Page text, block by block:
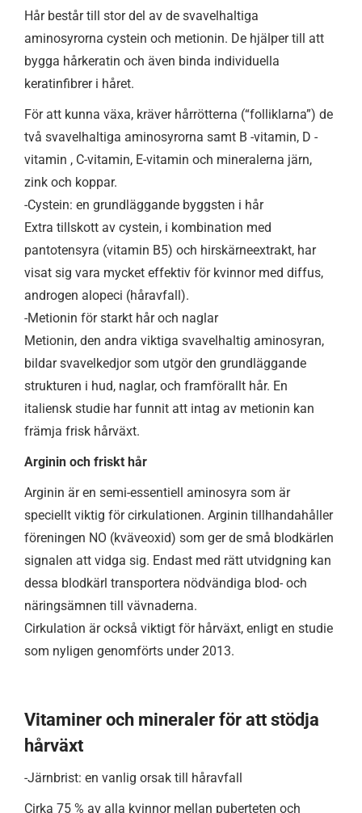
Hår består till stor del av de svavelhaltiga
aminosyrorna cystein och metionin. De hjälper till att
bygga hårkeratin och även binda individuella
keratinfibrer i håret.
För att kunna växa, kräver hårrötterna (“folliklarna”) de
två svavelhaltiga aminosyrorna samt B -vitamin, D -
vitamin , C-vitamin, E-vitamin och mineralerna järn,
zink och koppar.
-Cystein: en grundläggande byggsten i hår
Extra tillskott av cystein, i kombination med
pantotensyra (vitamin B5) och hirskärneextrakt, har
visat sig vara mycket effektiv för kvinnor med diffus,
androgen alopeci (håravfall).
-Metionin för starkt hår och naglar
Metionin, den andra viktiga svavelhaltig aminosyran,
bildar svavelkedjor som utgör den grundläggande
strukturen i hud, naglar, och framförallt hår. En
italiensk studie har funnit att intag av metionin kan
främja frisk hårväxt.
Arginin och friskt hår
Arginin är en semi-essentiell aminosyra som är
speciellt viktig för cirkulationen. Arginin tillhandahåller
föreningen NO (kväveoxid) som ger de små blodkärlen
signalen att vidga sig. Endast med rätt utvidgning kan
dessa blodkärl transportera nödvändiga blod- och
näringsämnen till vävnaderna.
Cirkulation är också viktigt för hårväxt, enligt en studie
som nyligen genomförts under 2013.
Vitaminer och mineraler för att stödja
hårväxt
-Järnbrist: en vanlig orsak till håravfall
Cirka 75 % av alla kvinnor mellan puberteten och